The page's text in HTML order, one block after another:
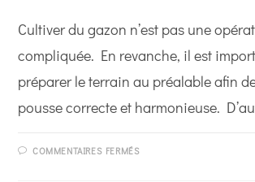
Cultiver du gazon n’est pas une
compliquée. En revanche, il est
préparer le terrain au préalable afin
pousse correcte et harmonieuse.
COMMENTAIRES FERMÉSSUR